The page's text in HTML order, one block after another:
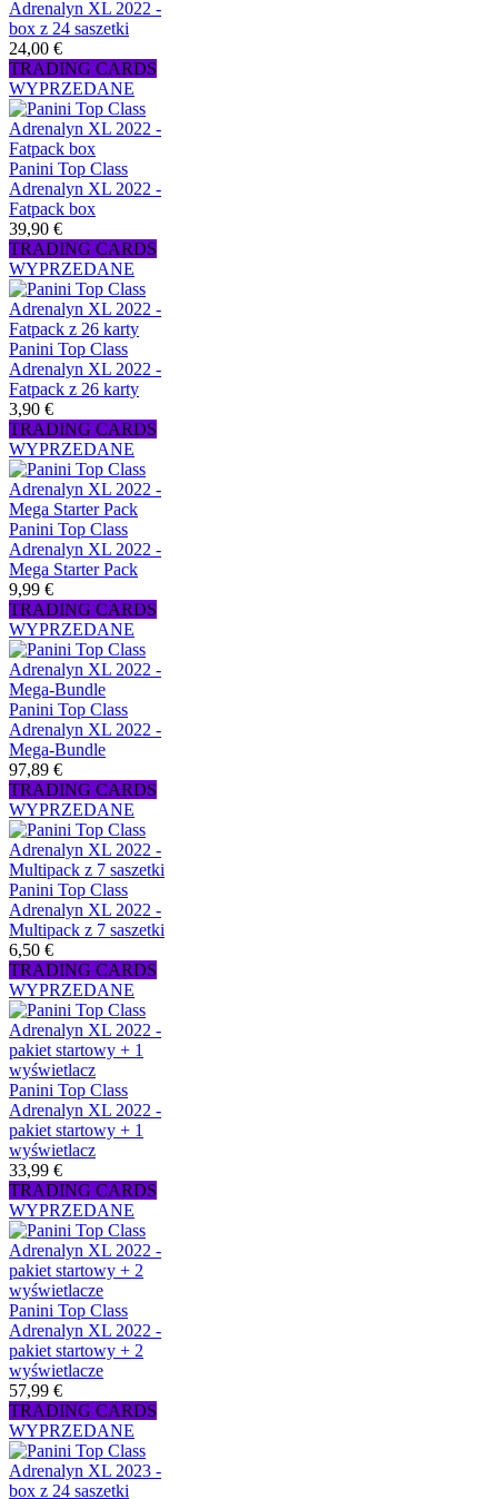
Adrenalyn XL 2022 -
box z 24 saszetki
24,00 €
TRADING CARDS
WYPRZEDANE
Panini Top Class
Adrenalyn XL 2022 -
Fatpack box
39,90 €
TRADING CARDS
WYPRZEDANE
Panini Top Class
Adrenalyn XL 2022 -
Fatpack z 26 karty
3,90 €
TRADING CARDS
WYPRZEDANE
Panini Top Class
Adrenalyn XL 2022 -
Mega Starter Pack
9,99 €
TRADING CARDS
WYPRZEDANE
Panini Top Class
Adrenalyn XL 2022 -
Mega-Bundle
97,89 €
TRADING CARDS
WYPRZEDANE
Panini Top Class
Adrenalyn XL 2022 -
Multipack z 7 saszetki
6,50 €
TRADING CARDS
WYPRZEDANE
Panini Top Class
Adrenalyn XL 2022 -
pakiet startowy + 1
wyświetlacz
33,99 €
TRADING CARDS
WYPRZEDANE
Panini Top Class
Adrenalyn XL 2022 -
pakiet startowy + 2
wyświetlacze
57,99 €
TRADING CARDS
WYPRZEDANE